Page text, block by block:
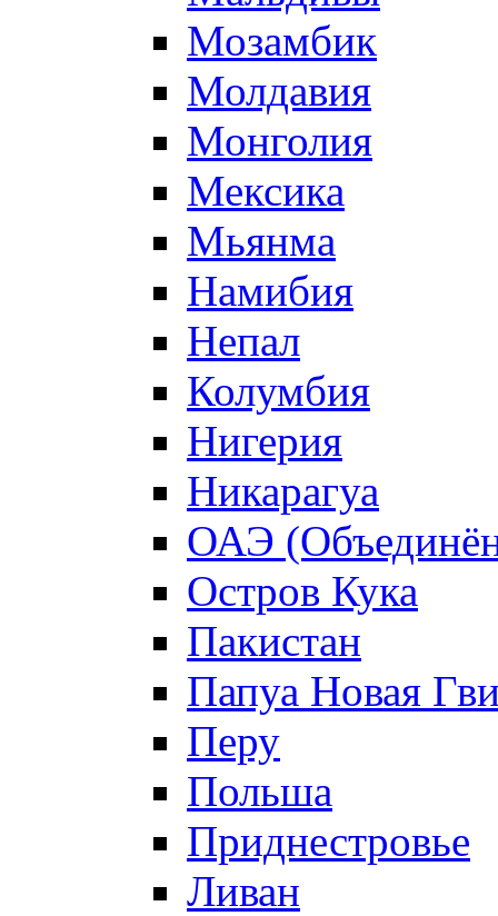
Мозамбик
Молдавия
Монголия
Мексика
Мьянма
Намибия
Непал
Колумбия
Нигерия
Никарагуа
ОАЭ
Остров Кука
Пакистан
Папуа Новая
Перу
Польша
Приднестровье
Ливан